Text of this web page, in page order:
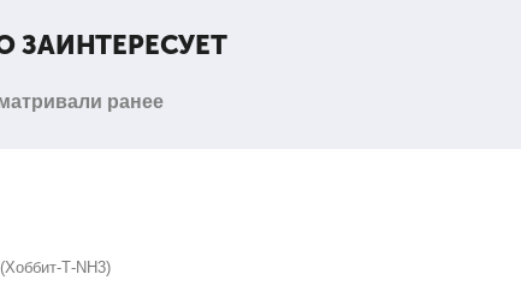
ранее
Т-NH3)